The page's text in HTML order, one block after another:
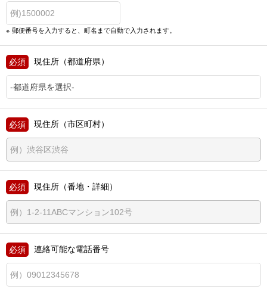
郵便番号を入力すると、町名まで自動で入力されます。
現住所（都道府県）
現住所（市区町村）
現住所（番地・詳細）
連絡可能な電話番号